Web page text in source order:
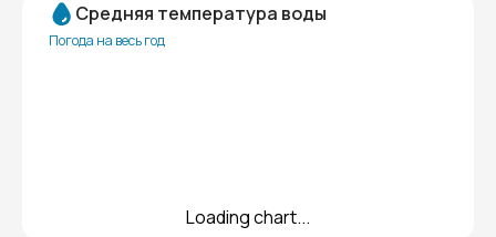
Средняя температура воды
Погода на весь год
Loading chart...